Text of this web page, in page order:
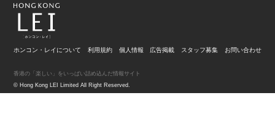
ホンコン・レイについて 利用規約 個人情報 広告掲載 スタッフ募集 お問い合わせ
© Hong Kong LEI Limited All Right Reserved.
香港の「楽しい」をいっぱい詰め込んだ情報サイト